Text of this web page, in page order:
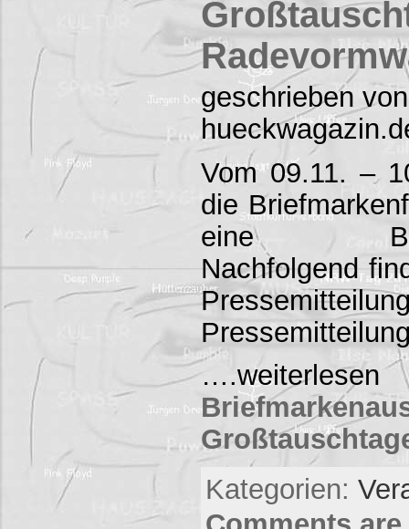
geschrieben
Vom 09.11. –
die
eine
Nachfolgend
….weiterlesen
Kategorien: